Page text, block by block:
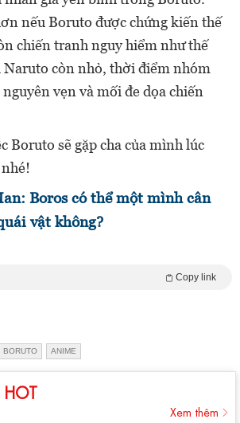
nếu Boruto được chứng kiến thế
chiến tranh nguy hiểm như thế
Naruto còn nhỏ, thời điểm nhóm
vẹn và mối đe dọa chiến
Boruto sẽ gặp cha của mình lúc
Boros có thể một mình cân
vật không?
Copy link
BORUTO ANIME
HOT
Xem thêm